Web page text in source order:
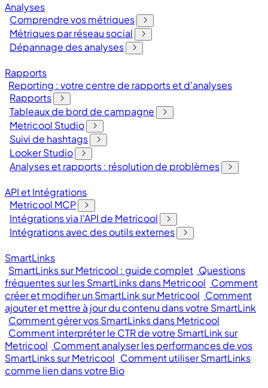
Analyses
Comprendre vos métriques
Métriques par réseau social
Dépannage des analyses
Rapports
Reporting : votre centre de rapports et d'analyses
Rapports
Tableaux de bord de campagne
Metricool Studio
Suivi de hashtags
Looker Studio
Analyses et rapports : résolution de problèmes
API et Intégrations
Metricool MCP
Intégrations via l'API de Metricool
Intégrations avec des outils externes
SmartLinks
SmartLinks sur Metricool : guide complet Questions
fréquentes sur les SmartLinks dans Metricool Comment
créer et modifier un SmartLink sur Metricool Comment
ajouter et mettre à jour du contenu dans votre SmartLink
Comment gérer vos SmartLinks dans Metricool
Comment interpréter le CTR de votre SmartLink sur
Metricool Comment analyser les performances de vos
SmartLinks sur Metricool Comment utiliser SmartLinks
comme lien dans votre Bio